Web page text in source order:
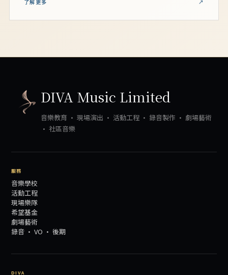
了解更多 ↗
DIVA Music Limited
音樂教育 · 現場演出 · 活動工程 · 錄音製作 · 劇場藝術
· 社區音樂
服務
音樂學校
活動工程
現場樂隊
希望基金
劇場藝術
錄音 · VO · 後期
DIVA